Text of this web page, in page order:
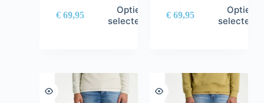
€69,95
Opties
selecteren
€69,95
Opties
selecteren